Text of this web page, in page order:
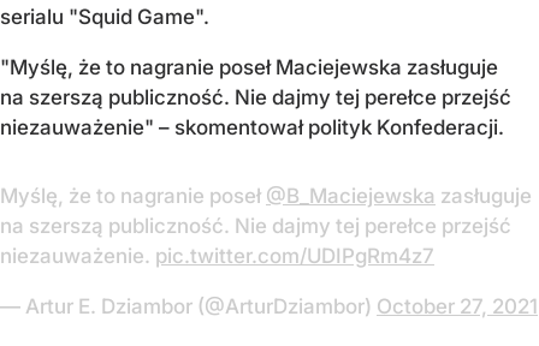
serialu "Squid Game".
"Myślę, że to nagranie poseł Maciejewska zasługuje
na szerszą publiczność. Nie dajmy tej perełce przejść
niezauważenie" – skomentował polityk Konfederacji.
Myślę, że to nagranie poseł @B_Maciejewska zasługuje
na szerszą publiczność. Nie dajmy tej perełce przejść
niezauważenie. pic.twitter.com/UDIPgRm4z7
— Artur E. Dziambor (@ArturDziambor) October 27, 2021